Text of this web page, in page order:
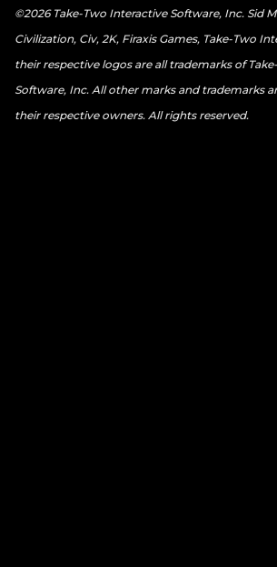
©2026 Take-Two Interactive Software, Inc. Sid
Civilization, Civ, 2K, Firaxis Games, Take-Two
their respective logos are all trademarks of
Software, Inc. All other marks and trademarks
their respective owners. All rights reserved.